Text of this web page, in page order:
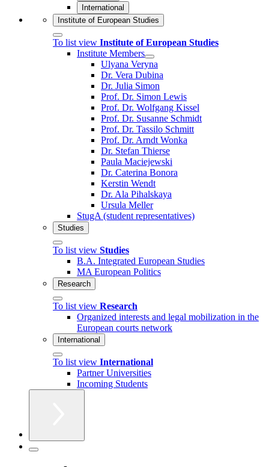
International
Institute of European Studies
To list view Institute of European Studies
Institute Members
Ulyana Veryna
Dr. Vera Dubina
Dr. Julia Simon
Prof. Dr. Simon Lewis
Prof. Dr. Wolfgang Kissel
Prof. Dr. Susanne Schmidt
Prof. Dr. Tassilo Schmitt
Prof. Dr. Arndt Wonka
Dr. Stefan Thierse
Paula Maciejewski
Dr. Caterina Bonora
Kerstin Wendt
Dr. Ala Pihalskaya
Ursula Meller
StugA (student representatives)
Studies
To list view Studies
B.A. Integrated European Studies
MA European Politics
Research
To list view Research
Organized interests and legal mobilization in the
European courts network
International
To list view International
Partner Universities
Incoming Students